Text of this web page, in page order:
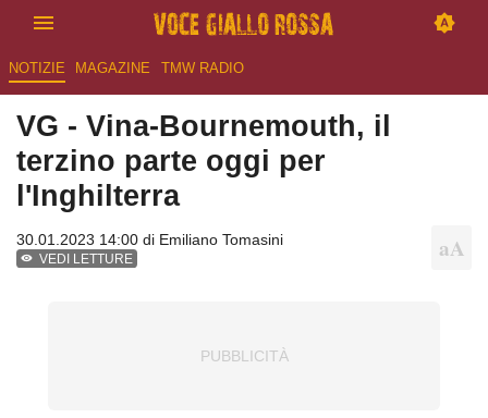
NOTIZIE MAGAZINE TMW RADIO
VG - Vina-Bournemouth, il
terzino parte oggi per
l'Inghilterra
30.01.2023 14:00 di Emiliano Tomasini
VEDI LETTURE